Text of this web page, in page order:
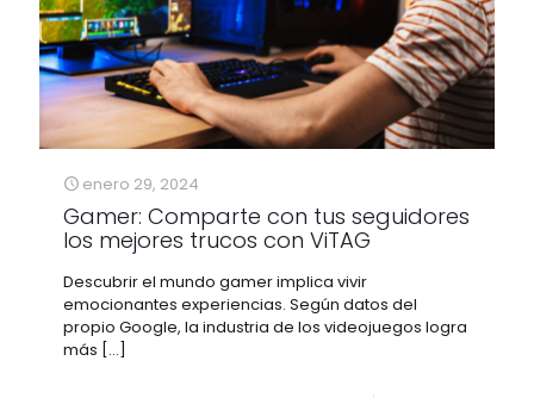
enero 29, 2024
Gamer: Comparte con tus seguidores
los mejores trucos con ViTAG
Descubrir el mundo gamer implica vivir
emocionantes experiencias. Según datos del
propio Google, la industria de los videojuegos logra
más […]